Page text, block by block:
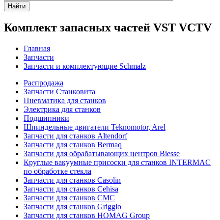
Найти
Комплект запасных частей VST VCTV
Главная
Запчасти
Запчасти и комплектующие Schmalz
Распродажа
Запчасти Станковита
Пневматика для станков
Электрика для станков
Подшипники
Шпиндельные двигатели Teknomotor, Arel
Запчасти для станков Altendorf
Запчасти для станков Bermaq
Запчасти для обрабатывающих центров Biesse
Круглые вакуумные присоски для станков INTERMAC
по обработке стекла
Запчасти для станков Casolin
Запчасти для станков Cehisa
Запчасти для станков CMC
Запчасти для станков Griggio
Запчасти для станков HOMAG Group